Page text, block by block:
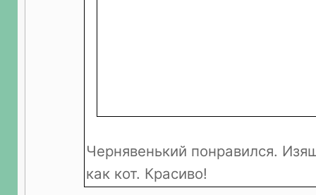
Чернявенький понравился.
как кот. Красиво!